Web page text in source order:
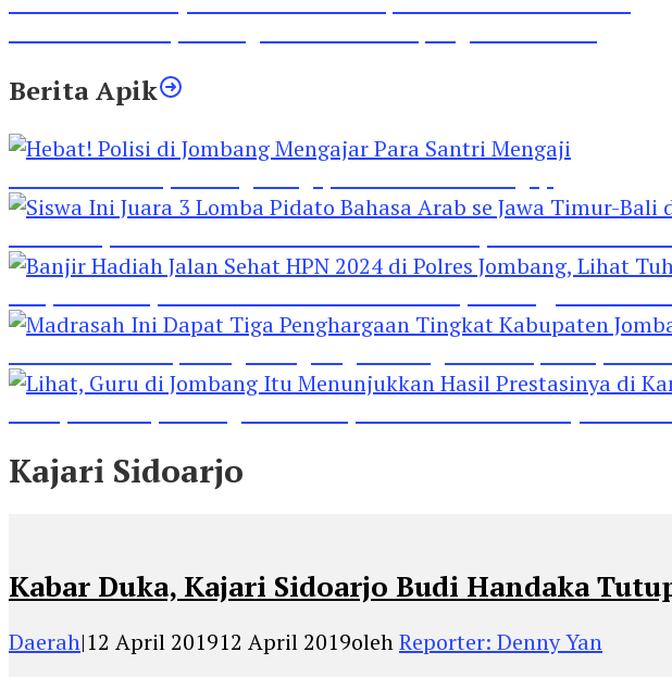
Berita Apik
Kajari Sidoarjo
Kabar Duka, Kajari Sidoarjo Budi Handaka
Daerah|12 April 201912 April 2019olehReporter: Denny Yan